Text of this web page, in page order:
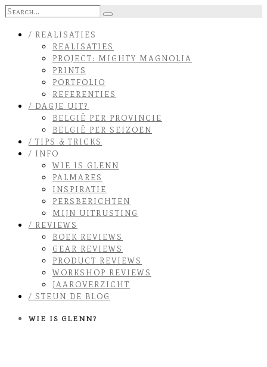
/ REALISATIES
REALISATIES
PROJECT: MIGHTY MAGNOLIA
PRINTS
PORTFOLIO
REFERENTIES
/ DAGJE UIT?
BELGIË PER PROVINCIE
BELGIË PER SEIZOEN
/ TIPS & TRICKS
/ INFO
WIE IS GLENN
PALMARES
INSPIRATIE
PERSBERICHTEN
MIJN UITRUSTING
/ REVIEWS
BOEK REVIEWS
GEAR REVIEWS
PRODUCT REVIEWS
WORKSHOP REVIEWS
JAAROVERZICHT
/ STEUN DE BLOG
WIE IS GLENN?